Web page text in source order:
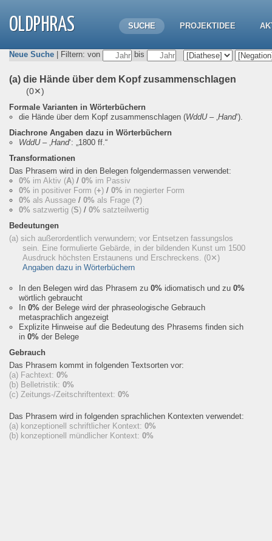
OLDPHRAS SUCHE PROJEKTIDEE
Neue Suche | Filtern: von bis
(a) die Hände über dem Kopf zusammenschlagen
(0✕)
Formale Varianten in Wörterbüchern
die Hände über dem Kopf zusammenschlagen (WddU– ‚Hand‘).
Diachrone Angaben dazu in Wörterbüchern
WddU– ‚Hand‘: „1800 ff.“
Transformationen
Das Phrasem wird in den Belegen folgendermassen verwendet:
0% im Aktiv (A) / 0% im Passiv
0% in positiver Form (+) / 0% in negierter Form
0% als Aussage / 0% als Frage (?)
0% satzwertig (S) / 0% satzteilwertig
Bedeutungen
(a) sich außerordentlich verwundern; vor Entsetzen fassungslos
sein. Eine formulierte Gebärde, in der bildenden Kunst um 1500
Ausdruck höchsten Erstaunens und Erschreckens. (0✕)
Angaben dazu in Wörterbüchern
In den Belegen wird das Phrasem zu 0% idiomatisch und zu 0%
wörtlich gebraucht
In 0% der Belege wird der phraseologische Gebrauch
metasprachlich angezeigt
Explizite Hinweise auf die Bedeutung des Phrasems finden sich
in 0% der Belege
Gebrauch
Das Phrasem kommt in folgenden Textsorten vor:
(a) Fachtext: 0%
(b) Belletristik: 0%
(c) Zeitungs-/Zeitschriftentext: 0%
Das Phrasem wird in folgenden sprachlichen Kontexten verwendet:
(a) konzeptionell schriftlicher Kontext: 0%
(b) konzeptionell mündlicher Kontext: 0%